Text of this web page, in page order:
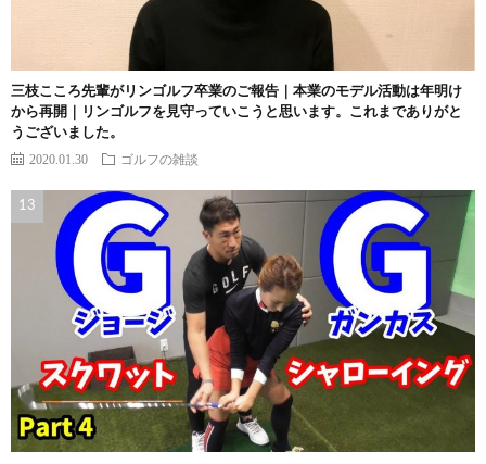
三枝こころ先輩がリンゴルフ卒業のご報告｜本業のモデル活動は年明け
から再開｜リンゴルフを見守っていこうと思います。これまでありがと
うございました。
2020.01.30 ゴルフの雑談